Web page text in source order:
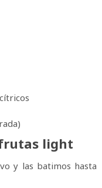
frutas light
y las batimos hasta